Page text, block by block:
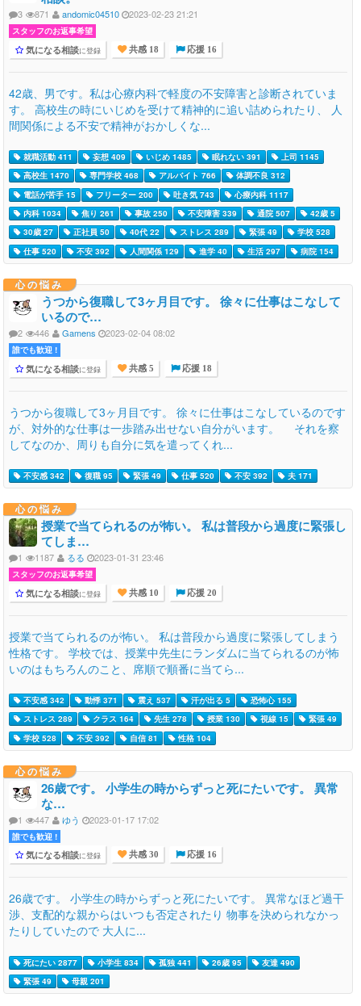
3 871 andomic04510 2023-02-23 21:21
スタッフのお返事希望
気になる相談に登録 共感 18 応援 16
42歳、男です。私は心療内科で軽度の不安障害と診断されていま
す。 高校生の時にいじめを受けて精神的に追い詰められたり、 人
間関係による不安で精神がおかしくな...
就職活動 411 妄想 409 いじめ 1485 眠れない 391
上司 1145
高校生 1470
専門学校 468 アルバイト 766
体調不良 312
電話が苦手 15
フリーター 200 吐き気 743
心療内科 1117
内科 1034
焦り 261 事故 250 不安障害 339 通院 507
42歳 5
30歳 27
正社員 50 40代 22 ストレス 289 緊張 49
学校 528
仕事 520
不安 392 人間関係 129 進学 40 生活 297 病院 154
心の悩み
うつから復職して3ヶ月目です。 徐々に仕事はこなして
いるので…
2 446 Gamens 2023-02-04 08:02
誰でも歓迎 !
気になる相談に登録 共感 5 応援 18
うつから復職して3ヶ月目です。 徐々に仕事はこなしているのです
が、対外的な仕事は一歩踏み出せない自分がいます。 それを察
してなのか、周りも自分に気を遣ってくれ...
不安感 342 復職 95 緊張 49 仕事 520 不安 392 夫 171
心の悩み
授業で当てられるのが怖い。 私は普段から過度に緊張し
てしま…
1 1187 るる 2023-01-31 23:46
スタッフのお返事希望
気になる相談に登録 共感 10 応援 20
授業で当てられるのが怖い。 私は普段から過度に緊張してしまう
性格です。 学校では、授業中先生にランダムに当てられるのが怖
いのはもちろんのこと、席順で順番に当てら...
不安感 342 動悸 371 震え 537 汗が出る 5
恐怖心 155
ストレス 289
クラス 164 先生 278 授業 130 視線 15
緊張 49
学校 528
不安 392 自信 81 性格 104
心の悩み
26歳です。 小学生の時からずっと死にたいです。 異常
な…
1 447 ゆう 2023-01-17 17:02
誰でも歓迎 !
気になる相談に登録 共感 30 応援 16
26歳です。 小学生の時からずっと死にたいです。 異常なほど過干
渉、支配的な親からはいつも否定されたり 物事を決められなかっ
たりしていたので 大人に...
死にたい 2877 小学生 834 孤独 441 26歳 95
友達 490
緊張 49
母親 201